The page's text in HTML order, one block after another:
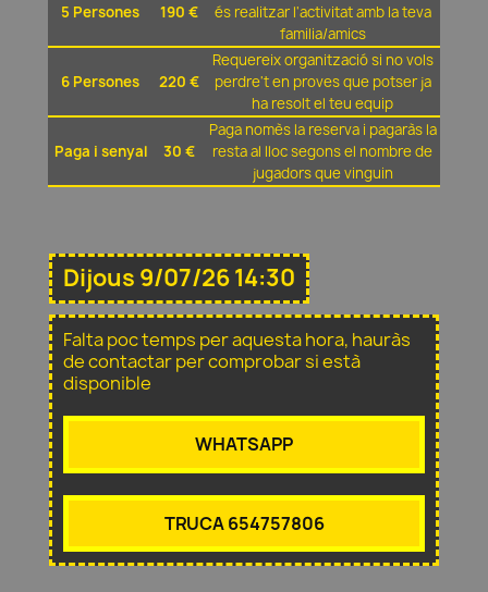
5 Persones 190 €
és realitzar l'activitat amb la teva
familia/amics
6 Persones 220 €
Requereix organització si no vols
perdre't en proves que potser ja
ha resolt el teu equip
Paga i senyal 30 €
Paga nomès la reserva i pagaràs la
resta al lloc segons el nombre de
jugadors que vinguin
Dijous 9/07/26 14:30
Falta poc temps per aquesta hora, hauràs
de contactar per comprobar si està
disponible
WHATSAPP
TRUCA 654757806